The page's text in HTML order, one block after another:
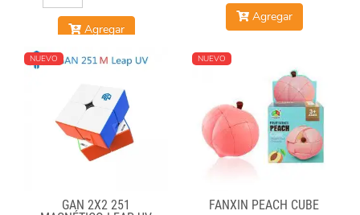
Agregar
Agregar
NUEVO
GAN 2X2 251
NUEVO
FANXIN PEACH CUBE